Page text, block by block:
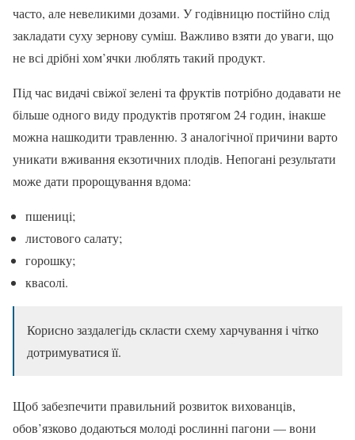
часто, але невеликими дозами. У годівницю постійно слід
закладати суху зернову суміш. Важливо взяти до уваги, що
не всі дрібні хом’ячки люблять такий продукт.
Під час видачі свіжої зелені та фруктів потрібно додавати не
більше одного виду продуктів протягом 24 годин, інакше
можна нашкодити травленню. З аналогічної причини варто
уникати вживання екзотичних плодів. Непогані результати
може дати пророщування вдома:
пшениці;
листового салату;
горошку;
квасолі.
Корисно заздалегідь скласти схему харчування і чітко
дотримуватися її.
Щоб забезпечити правильний розвиток вихованців,
обов’язково додаються молоді рослинні пагони — вони